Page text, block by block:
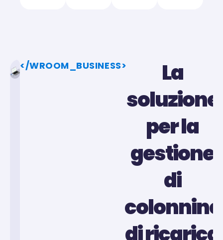
</WROOM_BUSINESS>
La
soluzione
per la
gestione
di
colonnine
di ricarica